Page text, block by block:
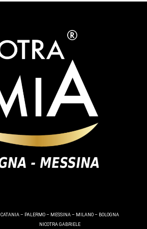
CATANIA – PALERMO – MESSINA – MILANO – BOLOGNA
NICOTRA GABRIELE